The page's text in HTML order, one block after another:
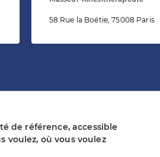
58 Rue la Boétie, 75008 Paris
de référence, accessible
voulez, où vous voulez